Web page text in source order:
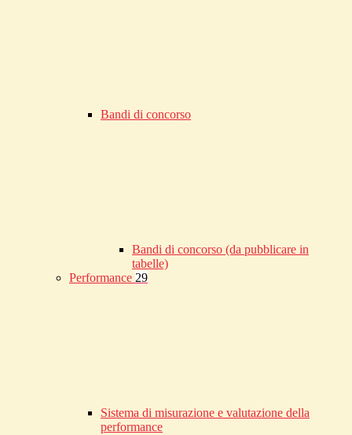
Bandi di concorso
Bandi di concorso (da pubblicare in
tabelle)
Performance 29
Sistema di misurazione e valutazione della
performance